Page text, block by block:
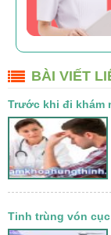
BÀI VIẾT
Trước khi đi khám
Tinh trùng vón